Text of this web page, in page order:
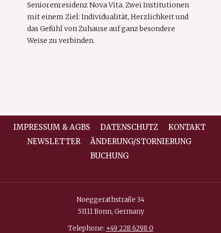
Seniorenresidenz Nova Vita. Zwei Institutionen
mit einem Ziel: Individualität, Herzlichkeit und
das Gefühl von Zuhause auf ganz besondere
Weise zu verbinden.
IMPRESSUM & AGBS DATENSCHUTZ
KONTAKT
NEWSLETTER
ÄNDERUNG/STORNIERUNG
BUCHUNG
Noeggerathstraße 34
53111 Bonn, Germany
Telephone: +49 228 6298 0